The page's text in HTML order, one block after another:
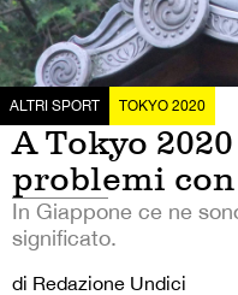
ALTRI SPORT TOKYO 2020
A Tokyo
problemi
In Giappone ce ne
significato.
di Redazione Undici